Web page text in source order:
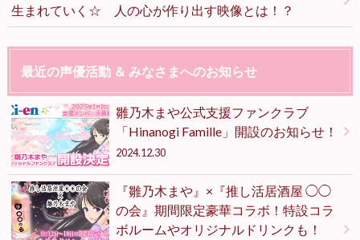
生まれていく☆ 人の心が作り出す映像とは！？
最近の声優活動 ＆ みなさまへのお知らせ
雛乃木まや公式支援ファンクラブ
「Hinanogi Famille」開設のお知らせ！
2024.12.30
『雛乃木まや』×『推し活居酒屋 ◯◯
の会』期間限定豪華コラボ！特設コラ
ボルームやオリジナルドリンクも！